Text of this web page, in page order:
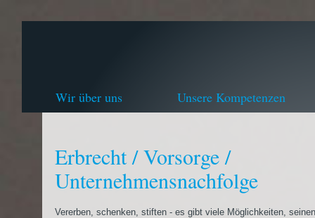
Wir über uns Unsere Kompetenzen
Erbrecht / Vorsorge /
Unternehmensnachfolge
Vererben, schenken, stiften - es gibt viele Möglichkeiten,